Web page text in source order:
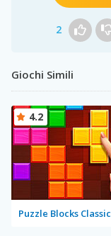
2
Giochi Simili
Puzzle Blocks Classic
4.2